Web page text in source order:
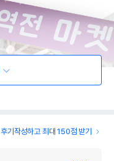
후기작성하고 최대 150점 받기